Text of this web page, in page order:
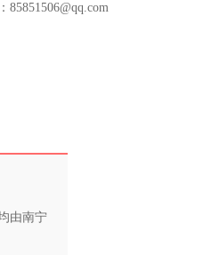
85851506@qq.com
由南宁